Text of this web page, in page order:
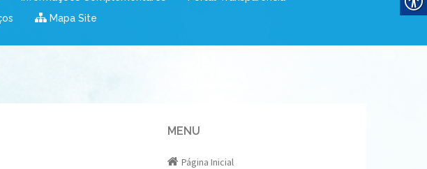
Mapa Site
MENU
Página Inicial